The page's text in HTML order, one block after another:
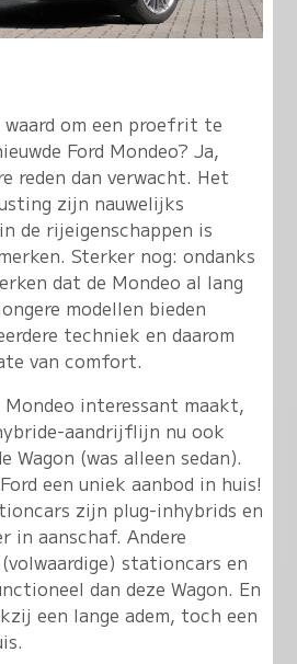
waard om een proefrit te
Ford Mondeo? Ja,
reden dan verwacht. Het
zijn nauwelijks
de rijeigenschappen is
Sterker nog: ondanks
dat de Mondeo al lang
modellen bieden
techniek en daarom
van comfort.
Mondeo interessant maakt,
aandrijflijn nu ook
Wagon (was alleen sedan).
een uniek aanbod in huis!
zijn plug-inhybrids en
in aanschaf. Andere
stationcars en
dan deze Wagon. En
een lange adem, toch een